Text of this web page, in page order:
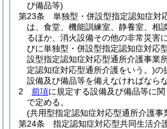
び備品等)
第23条
単独型・併設型指定認知症対
は、食堂、機能訓練室、静養室、相
るほか、消火設備その他の非常災害
びに単独型・併設型指定認知症対応
設型指定認知症対応型通所介護事業
定認知症対応型通所介護をいう。)の
設備及び備品等を備えなければならな
2
前項に規定する設備及び備品等に
で定める。
(共用型指定認知症対応型通所介護事
第24条
指定認知症対応型共同生活介